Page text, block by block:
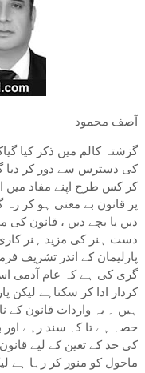
آصف محمود
گزشتہ کالم میں ذکر کیا
کی دسترس سے دور کر دیا
کر کس طرح اپنے مفاد
پر قانون بے معنی ہو کر رہ
دیں یا بچے دیں ، قانون
دست ہنر کی مزید ہنر
پارلیمان کے اندر تشریف
گری کی ہے کہ عام آدمی اس
کردار ادا کر سکتاہے لیکن
ہیں ۔ یہ واردات قانون کے
حصہ ہے تا کہ سند رہے اور
کی حد کے تعین کے لیے
ماحول کو منور کر رہا ہے